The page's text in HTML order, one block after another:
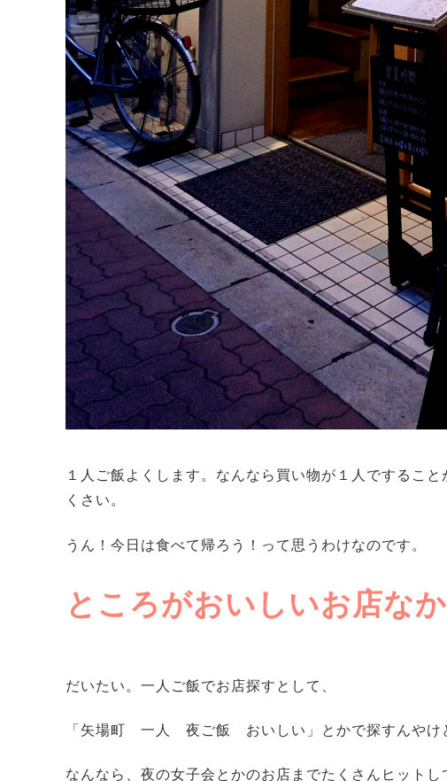
１人ご飯よくします。なんなら買い物が１人でするこ
くさい。
うん！今日は食べて帰ろう！って思うわけなのです。
ところがおいしいお店な
だいたい。一人ご飯でお店探すとして、
「矢場町 一人 夜ご飯 おいしい」とかで探すんやけ
なんなら、夜の女子会とかのお店までたくさんヒット